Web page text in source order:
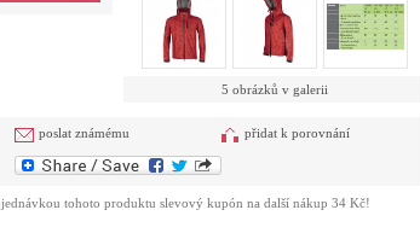
5 obrázků v galerii
poslat známému přidat k porovnání
tohoto produktu slevový kupón na další nákup 34 Kč!